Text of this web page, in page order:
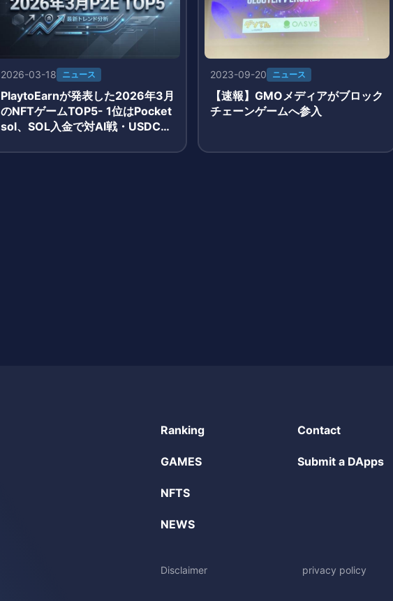
2026-03-18 ニュース
PlaytoEarnが発表した2026年3月
のNFTゲームTOP5- 1位はPocket
sol、SOL入金で対AI戦・USDC報
2023-09-20 ニュース
【速報】GMOメディアがブロック
チェーンゲームへ参入
Ranking
GAMES
NFTS
NEWS
Contact
Submit a DApps
Disclaimer privacy policy